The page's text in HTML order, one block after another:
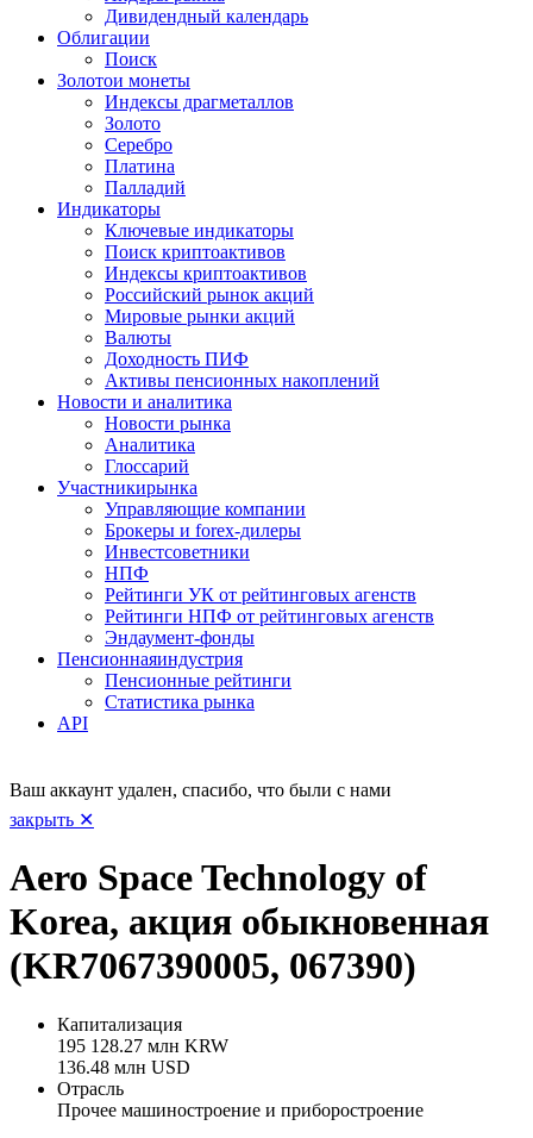
Дивидендный календарь
Облигации
Поиск
Золотои монеты
Индексы драгметаллов
Золото
Серебро
Платина
Палладий
Индикаторы
Ключевые индикаторы
Поиск криптоактивов
Индексы криптоактивов
Российский рынок акций
Мировые рынки акций
Валюты
Доходность ПИФ
Активы пенсионных накоплений
Новости и аналитика
Новости рынка
Аналитика
Глоссарий
Участникирынка
Управляющие компании
Брокеры и forex-дилеры
Инвестсоветники
НПФ
Рейтинги УК от рейтинговых агенств
Рейтинги НПФ от рейтинговых агенств
Эндаумент-фонды
Пенсионнаяиндустрия
Пенсионные рейтинги
Статистика рынка
API
Ваш аккаунт удален, спасибо, что были с нами
закрыть ✕
Aero Space Technology of
Korea, акция обыкновенная
(KR7067390005, 067390)
Капитализация
195 128.27 млн KRW
136.48 млн USD
Отрасль
Прочее машиностроение и приборостроение